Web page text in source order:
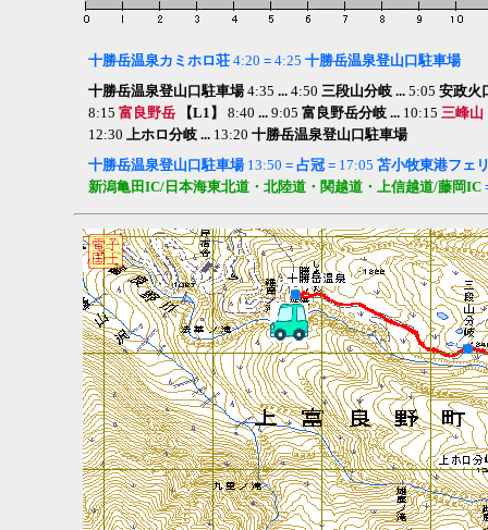
十勝岳温泉カミホロ荘 4:20 = 4:25 十勝岳温泉登山口駐車場
十勝岳温泉登山口駐車場4:35 ... 4:50 三段山分岐 ... 5:05 安政火
8:15 富良野岳 【L1】 8:40 ... 9:05 富良野岳分岐 ... 10:15 三峰山
12:30 上ホロ分岐 ... 13:20 十勝岳温泉登山口駐車場
十勝岳温泉登山口駐車場13:50 = 占冠 = 17:05 苫小牧東港フェ
新潟亀田IC/日本海東北道・北陸道・関越道・上信越道/藤岡IC